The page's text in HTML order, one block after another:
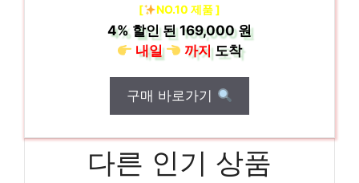
[ NO.10 제품 ]
4%할인 된169,000 원
내일
까지도착
구매 바로가기
다른 인기 상품